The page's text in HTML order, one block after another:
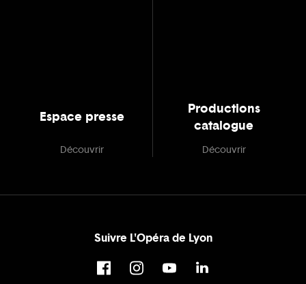
Espace presse
Découvrir
Productions
catalogue
Découvrir
Suivre L'Opéra de Lyon